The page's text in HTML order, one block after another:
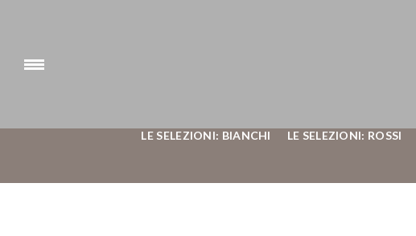
LE SELEZIONI: BIANCHI LE SELEZIONI: ROSSI